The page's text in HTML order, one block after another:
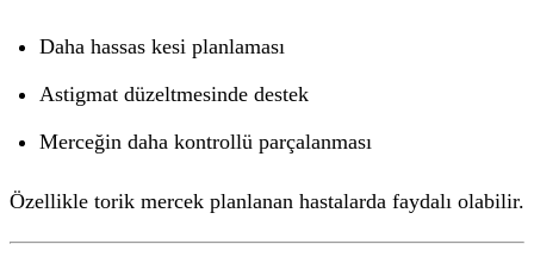
Daha hassas kesi planlaması
Astigmat düzeltmesinde destek
Merceğin daha kontrollü parçalanması
Özellikle torik mercek planlanan hastalarda faydalı olabilir.